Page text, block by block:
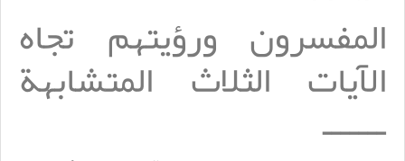
المفسرون ورؤيتهم تجاه
الآيات الثلاث المتشابهة
ـــــــ